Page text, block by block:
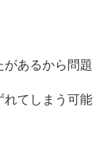
あるから問題
れてしまう可能